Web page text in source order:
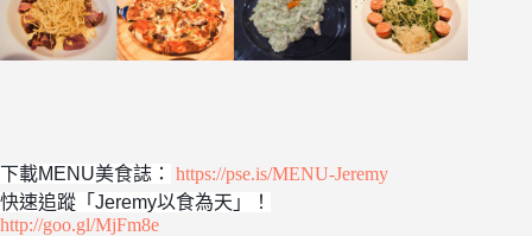
下載MENU美食誌：
https://pse.is/MENU-Jeremy
快速追蹤「Jeremy以食為天」！
http://goo.gl/MjFm8e